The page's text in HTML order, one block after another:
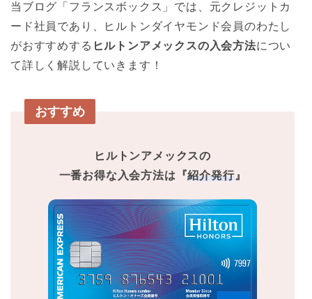
当ブログ「フランスボックス」では、元クレジットカ
ード社員であり、ヒルトンダイヤモンド会員のわたし
がおすすめする ヒルトンアメックスの入会方法につい
て詳しく解説していきます！
おすすめ
ヒルトンアメックスの
一番お得な入会方法は『紹介発行』